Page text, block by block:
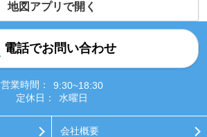
地図アプリで開く
電話でお問い合わせ
営業時間：
9:30~18:30
定休日：
水曜日
会社概要